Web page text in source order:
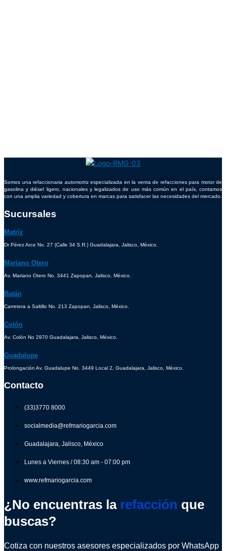
Somos una refaccionaria automotriz especializada en la venta de refacciones para motor de
gasolina y diésel ligero, nacionales y legalizados de uso más común en el país, contamos
con una amplia variedad y cobertura en marcas para satisfacer las necesidades del mercado.
Sucursales
Matríz
Dr Pérez Arce No. 27 (Calle 34 S.R.) Guadalajara, Jalisco, México.
Mariano Otero
Av. Mariano Otero No. 3441 Zapopan, Jalisco, México.
Batán
Carretera a Saltillo No. 213 Zapopan, Jalisco, México.
Colón
Av. Colón No 2970 Guadalajara, Jalisco, México.
Guadalupe
Prolongación Av. Guadalupe No. 3449 Local 2, Guadalajara, Jalisco, México.
Contacto
(33)3770 8000
socialmedia@refmariogarcia.com
Guadalajara, Jalisco, México
Lunes a Viernes / 08:30 am - 07:00 pm
www.refmariogarcia.com
¿No encuentras la refacción que
buscas?
Cotiza con nuestros asesores especializados por WhatsApp